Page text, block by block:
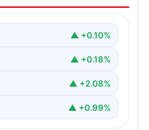
▲ +0.10%
▲ +0.18%
▲ +2.08%
▲ +0.99%